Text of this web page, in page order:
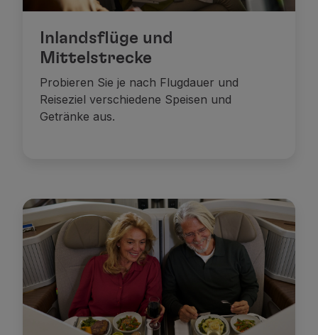
TAP-Gutscheine
Extras
Mieten Sie ein Auto
Reiseversicherung
Hotelunterkunft
Check-in
Check-in-Informationen
Partner
Club TAP Miles&Go
Sonderangebote und Angebote
Hilfecenter
Häufige gestellte fragen
Anfragen und reklamationen
Kontakte
Nützliche Informationen
Inlandsflüge und
Mittelstrecke
Probieren Sie je nach Flugdauer und
Reiseziel verschiedene Speisen und
Getränke aus.